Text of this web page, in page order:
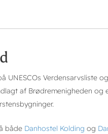
UNESCOs Verdensarvsliste
af Brødremenigheden
både Danhostel Kolding og